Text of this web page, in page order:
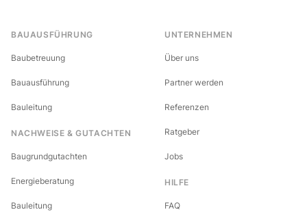
BAUAUSFÜHRUNG
Baubetreuung
Bauausführung
Bauleitung
NACHWEISE & GUTACHTEN
Baugrundgutachten
Energieberatung
Bauleitung
UNTERNEHMEN
Über uns
Partner werden
Referenzen
Ratgeber
Jobs
HILFE
FAQ